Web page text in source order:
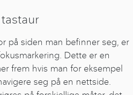
på siden man befinner seg, er
Dette er en
frem hvis man for eksempel
seg på en nettside.